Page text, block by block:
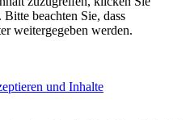
beachten Sie, dass
weitergegeben werden.
und Inhalte